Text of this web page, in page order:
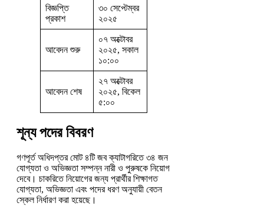
বিজ্ঞপ্তি
প্রকাশ
৩০ সেপ্টেম্বর
২০২৫
আবেদন শুরু
০৭ অক্টোবর
২০২৫, সকাল
১০:০০
আবেদন শেষ
২৭ অক্টোবর
২০২৫, বিকেল
৫:০০
শূন্য পদের বিবরণ
গণপূর্ত অধিদপ্তর মোট ৪টি জব ক্যাটাগরিতে ৩৪ জন
যোগ্যতা ও অভিজ্ঞতা সম্পন্ন নারী ও পুরুষকে নিয়োগ
দেবে। চাকরিতে নিয়োগের জন্য প্রার্থীর শিক্ষাগত
যোগ্যতা, অভিজ্ঞতা এবং পদের ধরণ অনুযায়ী বেতন
স্কেল নির্ধারণ করা হয়েছে।